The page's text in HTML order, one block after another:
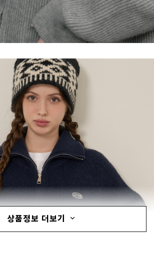
상품정보 더보기